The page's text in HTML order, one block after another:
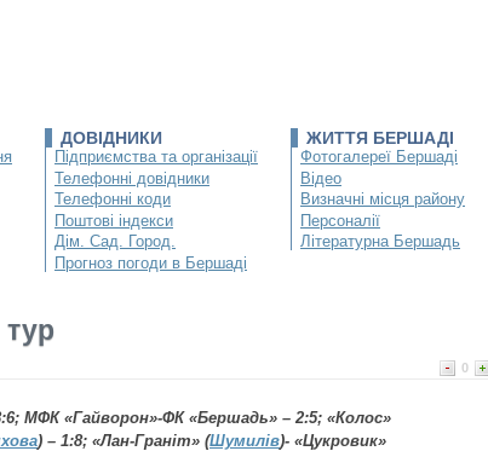
ДОВІДНИКИ
Підприємства та організації
Телефонні довідники
Телефонні коди
Поштові індекси
Дім. Сад. Город.
Прогноз погоди в Бершаді
ЖИТТЯ БЕРШАДІ
Фотогалереї Бершаді
Відео
Визначні місця району
Персоналії
Літературна Бершадь
0
МФК «Гайворон»-ФК «Бершадь» – 2:5; «Колос»
) – 1:8; «Лан-Граніт» (Шумилів)- «Цукровик»